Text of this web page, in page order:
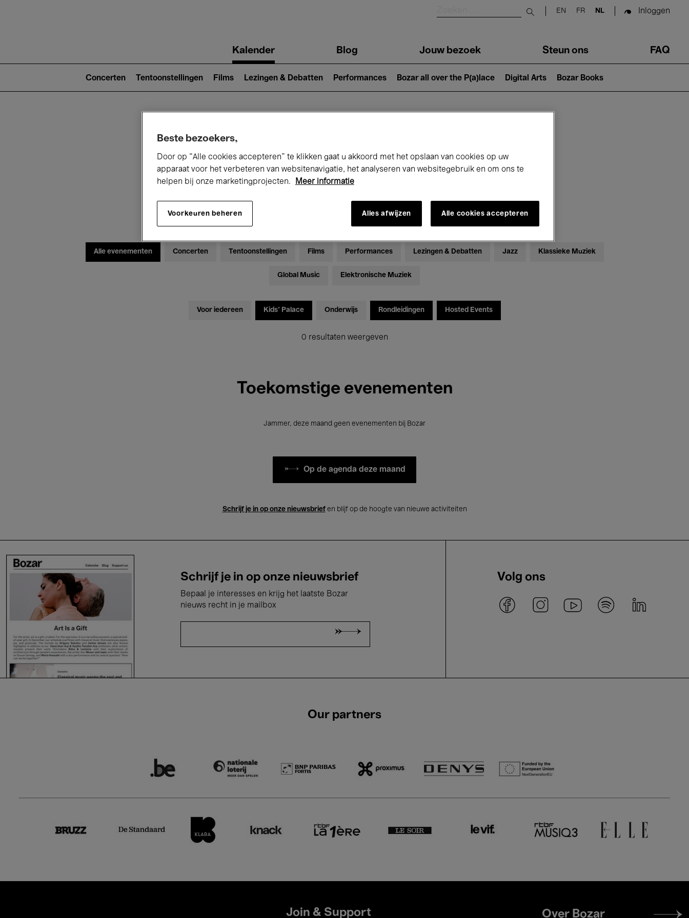
Submit search
EN FR NL Inloggen
navigationKalender Blog Jouw bezoek Steun ons FAQ
2)
Concerten Tentoonstellingen Films Lezingen & Debatten Performances Bozar all over the P(a)lace Digital Arts Bozar Books
Alle evenementen Concerten Tentoonstellingen Films Performances Lezingen & Debatten Jazz Klassieke Muziek
Global Music Elektronische Muziek
Voor iedereen Kids’ Palace Onderwijs Rondleidingen Hosted Events
0 resultaten weergeven
Toekomstige evenementen
Jammer, deze maand geen evenementen bij Bozar
Op de agenda deze maand
Schrijf je in op onze nieuwsbriefen blijf op de hoogte van nieuwe activiteiten
Schrijf je in op onze nieuwsbrief
Bepaal je interesses en krijg het laatste Bozar
nieuws recht in je mailbox
Volg ons
Our partners
Join & Support
Footer
Over Bozar
Beste bezoekers,
Door op “Alle cookies accepteren” te klikken gaat u akkoord met het opslaan van cookies op uw
apparaat voor het verbeteren van websitenavigatie, het analyseren van websitegebruik en om ons te
helpen bij onze marketingprojecten.
Meer informatie
Voorkeuren beheren Alles afwijzen Alle cookies accepteren